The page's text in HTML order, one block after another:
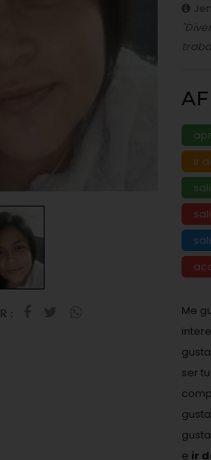
:
ir
Me
gusta
ser tu
e ir